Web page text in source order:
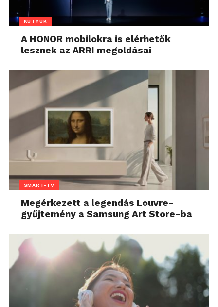
KÜTYÜK
A HONOR mobilokra is elérhetők
lesznek az ARRI megoldásai
SMART-TV
Megérkezett a legendás Louvre-
gyűjtemény a Samsung Art Store-ba